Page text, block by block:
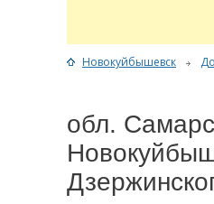
Новокуйбышевск
обл.